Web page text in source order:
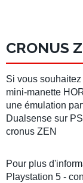
CRONUS
Si vous
mini-manette
une émulation
Dualsense sur
cronus ZEN
Pour plus
Playstation 5 -